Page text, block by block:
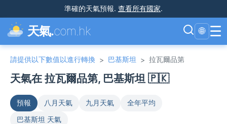
準確的天氣預報. 查看所有國家.
天氣.com.hk 🌐 ☰
請提供以下數值以進行轉換 > 巴基斯坦 > 拉瓦爾品第
天氣在 拉瓦爾品第, 巴基斯坦 🇵🇰
預報 八月天氣 九月天氣
全年平均
巴基斯坦 天氣